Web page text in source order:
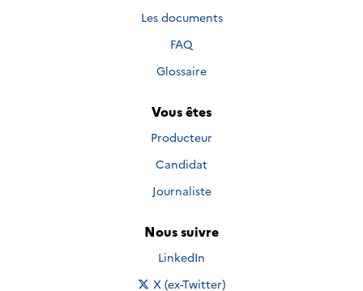
Les documents
FAQ
Glossaire
Vous êtes
Producteur
Candidat
Journaliste
Nous suivre
Nous suivre sur
LinkedIn
Nous suivre sur
X (ex-Twitter)